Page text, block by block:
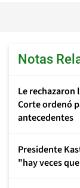
Notas
Le rechazaron
Corte ordenó
antecedentes
Presidente
"hay veces